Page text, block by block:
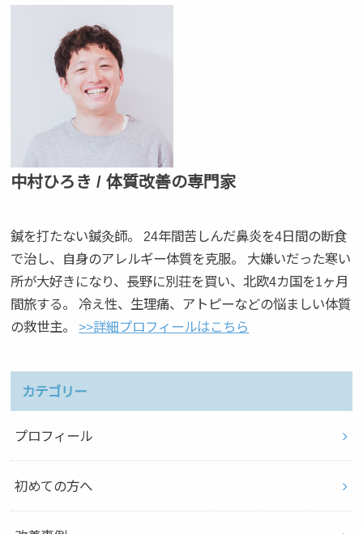
中村ひろき / 体質改善の専門家
鍼を打たない鍼灸師。 24年間苦しんだ鼻炎を4日間の断食
で治し、自身のアレルギー体質を克服。 大嫌いだった寒い
所が大好きになり、長野に別荘を買い、北欧4カ国を1ヶ月
間旅する。 冷え性、生理痛、アトピーなどの悩ましい体質
の救世主。>>詳細プロフィールはこちら
カテゴリー
プロフィール
初めての方へ